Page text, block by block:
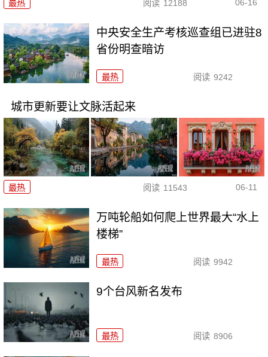
最热 阅读 12188 06-16
中央安全生产考核巡查组已进驻8
省份明查暗访
最热 阅读 9242
城市更新要让文脉活起来
最热 阅读 11543 06-11
万吨轮船如何爬上世界最大“水上
楼梯”
最热 阅读 9942
9个台风新名发布
最热 阅读 8906